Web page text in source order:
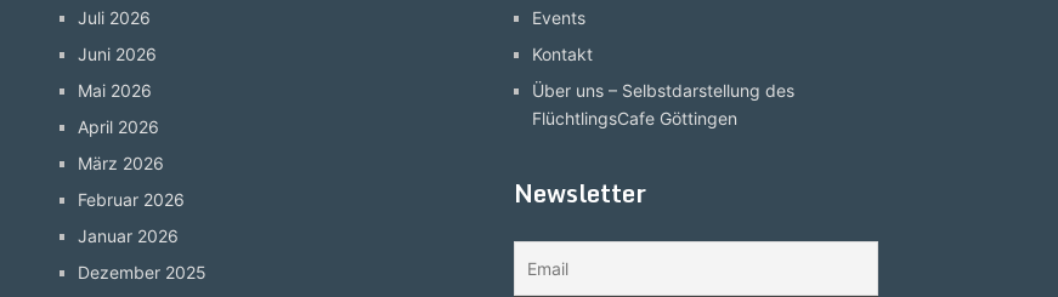
Juli 2026
Juni 2026
Mai 2026
April 2026
März 2026
Februar 2026
Januar 2026
Dezember 2025
Events
Kontakt
Über uns – Selbstdarstellung des
FlüchtlingsCafe Göttingen
Newsletter